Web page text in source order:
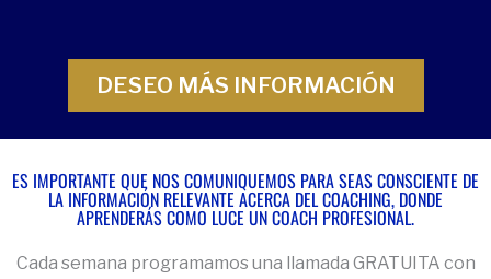
DESEO MÁS INFORMACIÓN
ES IMPORTANTE QUE NOS COMUNIQUEMOS PARA SEAS CONSCIENTE DE
LA INFORMACIÓN RELEVANTE ACERCA DEL COACHING, DONDE
APRENDERÁS COMO LUCE UN COACH PROFESIONAL.
Cada semana programamos una llamada GRATUITA con